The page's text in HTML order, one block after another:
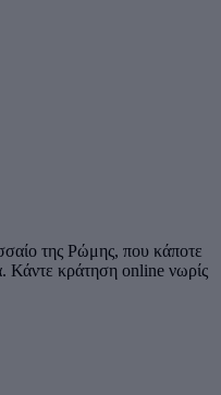
της Ρώμης, που κάποτε
Κάντε κράτηση online νωρίς